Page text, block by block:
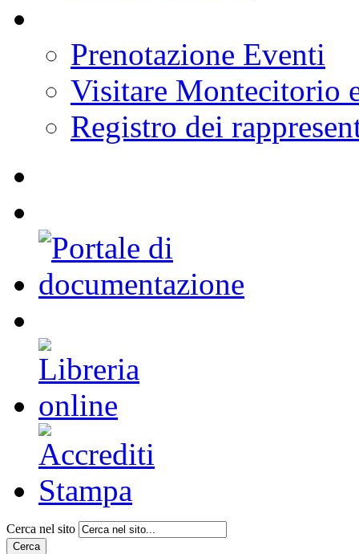
Prenotazione Eventi
Visitare Montecitorio
Registro dei
Cerca nel sito
Cerca